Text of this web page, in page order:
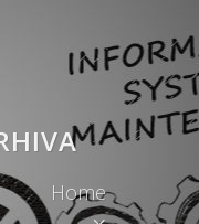
Home